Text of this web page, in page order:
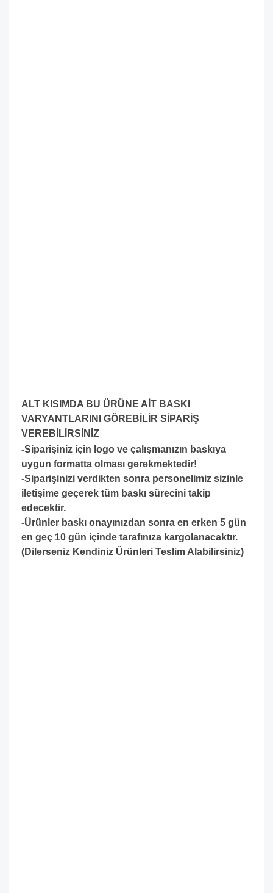
ALT KISIMDA BU ÜRÜNE AİT BASKI
VARYANTLARINI GÖREBİLİR SİPARİŞ
VEREBİLİRSİNİZ
-Siparişiniz için logo ve çalışmanızın baskıya
uygun formatta olması gerekmektedir!
-Siparişinizi verdikten sonra personelimiz sizinle
iletişime geçerek tüm baskı sürecini takip
edecektir.
-Ürünler baskı onayınızdan sonra en erken 5 gün
en geç 10 gün içinde tarafınıza kargolanacaktır.
(Dilerseniz Kendiniz Ürünleri Teslim Alabilirsiniz)